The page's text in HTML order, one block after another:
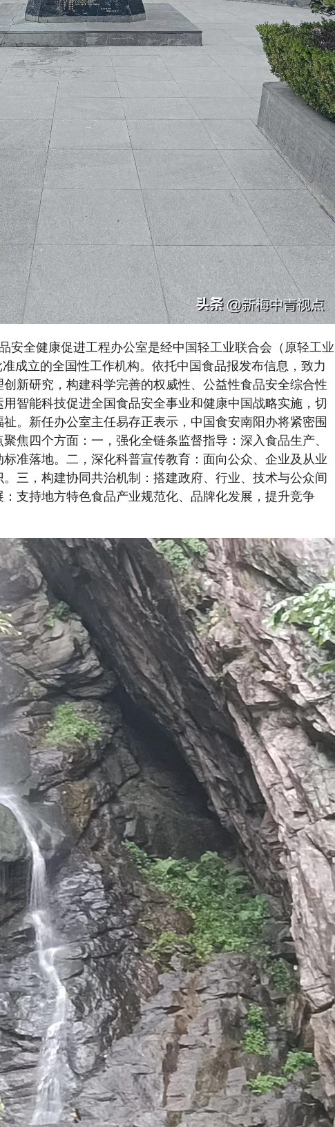
安全健康促进工程办公室是经中国轻工业联合会（原轻工业
成立的全国性工作机构。依托中国食品报发布信息，致力
新研究，构建科学完善的权威性、公益性食品安全综合性
智能科技促进全国食品安全事业和健康中国战略实施，切
。新任办公室主任易存正表示，中国食安南阳办将紧密围
焦四个方面：一，强化全链条监督指导：深入食品生产、
准落地。二，深化科普宣传教育：面向公众、企业及从业
三，构建协同共治机制：搭建政府、行业、技术与公众间
支持地方特色食品产业规范化、品牌化发展，提升竞争